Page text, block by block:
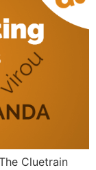
Cluetrain